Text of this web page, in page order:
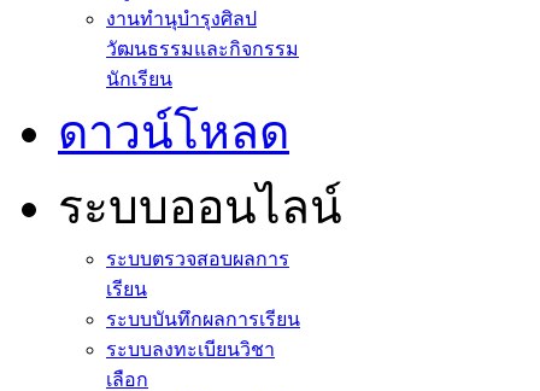
งานทำนุบำรุงศิลป
วัฒนธรรมและกิจกรรม
นักเรียน
ดาวน์โหลด
ระบบออนไลน์
ระบบตรวจสอบผลการ
เรียน
ระบบบันทึกผลการเรียน
ระบบลงทะเบียนวิชา
เลือก